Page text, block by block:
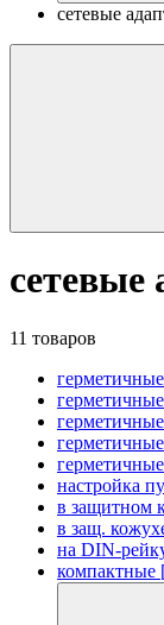
сетевые
сетевые
11 товаров
настройка
в защитном
в защ.
на DIN-
компактные